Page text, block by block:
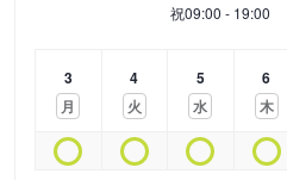
祝09:00 - 19:00
3
月
4
火
5
水
6
木